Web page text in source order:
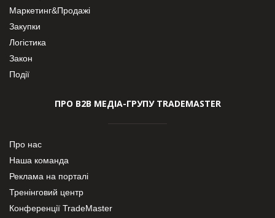
Маркетинг&Продажі
Закупки
Логістика
Закон
Події
ПРО В2В МЕДІА-ГРУПУ TRADEMASTER
Про нас
Наша команда
Реклама на порталі
Тренінговий центр
Конференції TradeMaster